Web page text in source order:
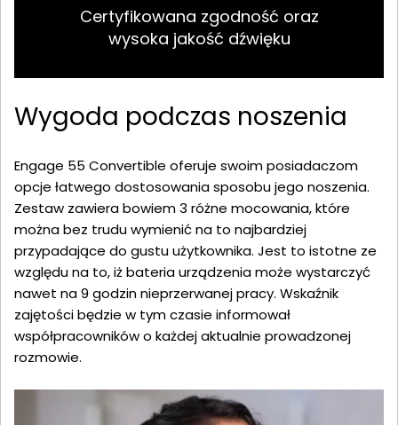
Certyfikowana zgodność oraz
wysoka jakość dźwięku
Wygoda podczas noszenia
Engage 55 Convertible oferuje swoim posiadaczom
opcje łatwego dostosowania sposobu jego noszenia.
Zestaw zawiera bowiem 3 różne mocowania, które
można bez trudu wymienić na to najbardziej
przypadające do gustu użytkownika. Jest to istotne ze
względu na to, iż bateria urządzenia może wystarczyć
nawet na 9 godzin nieprzerwanej pracy. Wskaźnik
zajętości będzie w tym czasie informował
współpracowników o każdej aktualnie prowadzonej
rozmowie.